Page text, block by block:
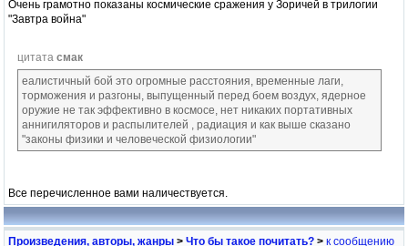
Очень грамотно показаны космические сражения у Зоричей в трилогии
"Завтра война"
цитата смак
еалистичный бой это огромные расстояния, временные лаги,
торможения и разгоны, выпущенный перед боем воздух, ядерное
оружие не так эффективно в космосе, нет никаких портативных
аннигиляторов и распылителей , радиация и как выше сказано
"законы физики и человеческой физиологии"
Все перечисленное вами наличествуется.
Произведения, авторы, жанры > Что бы такое почитать? > к сообщению